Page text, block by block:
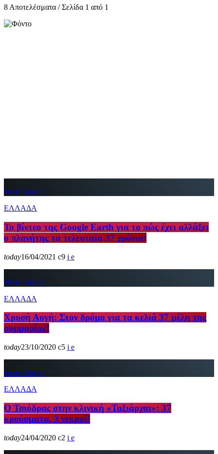
8 Αποτελέσματα / Σελίδα 1 από 1
insert_link
ΕΛΛΑΔΑ
Το βίντεο της Google Earth για το πώς έχει αλλάξει
ο πλανήτης τα τελευταία 37 χρόνια!
today16/04/2021 9
insert_link
ΕΛΛΑΔΑ
Χρυσή Αυγή: Στον δρόμο για τα κελιά 37 μέλη της
συμμορίας!
today23/10/2020 5
insert_link
ΕΛΛΑΔΑ
Ο Τσιόδρας στην κλινική «Ταξιάρχαι»: 37
κρούσματα, 3 νεκροί!
today24/04/2020 2